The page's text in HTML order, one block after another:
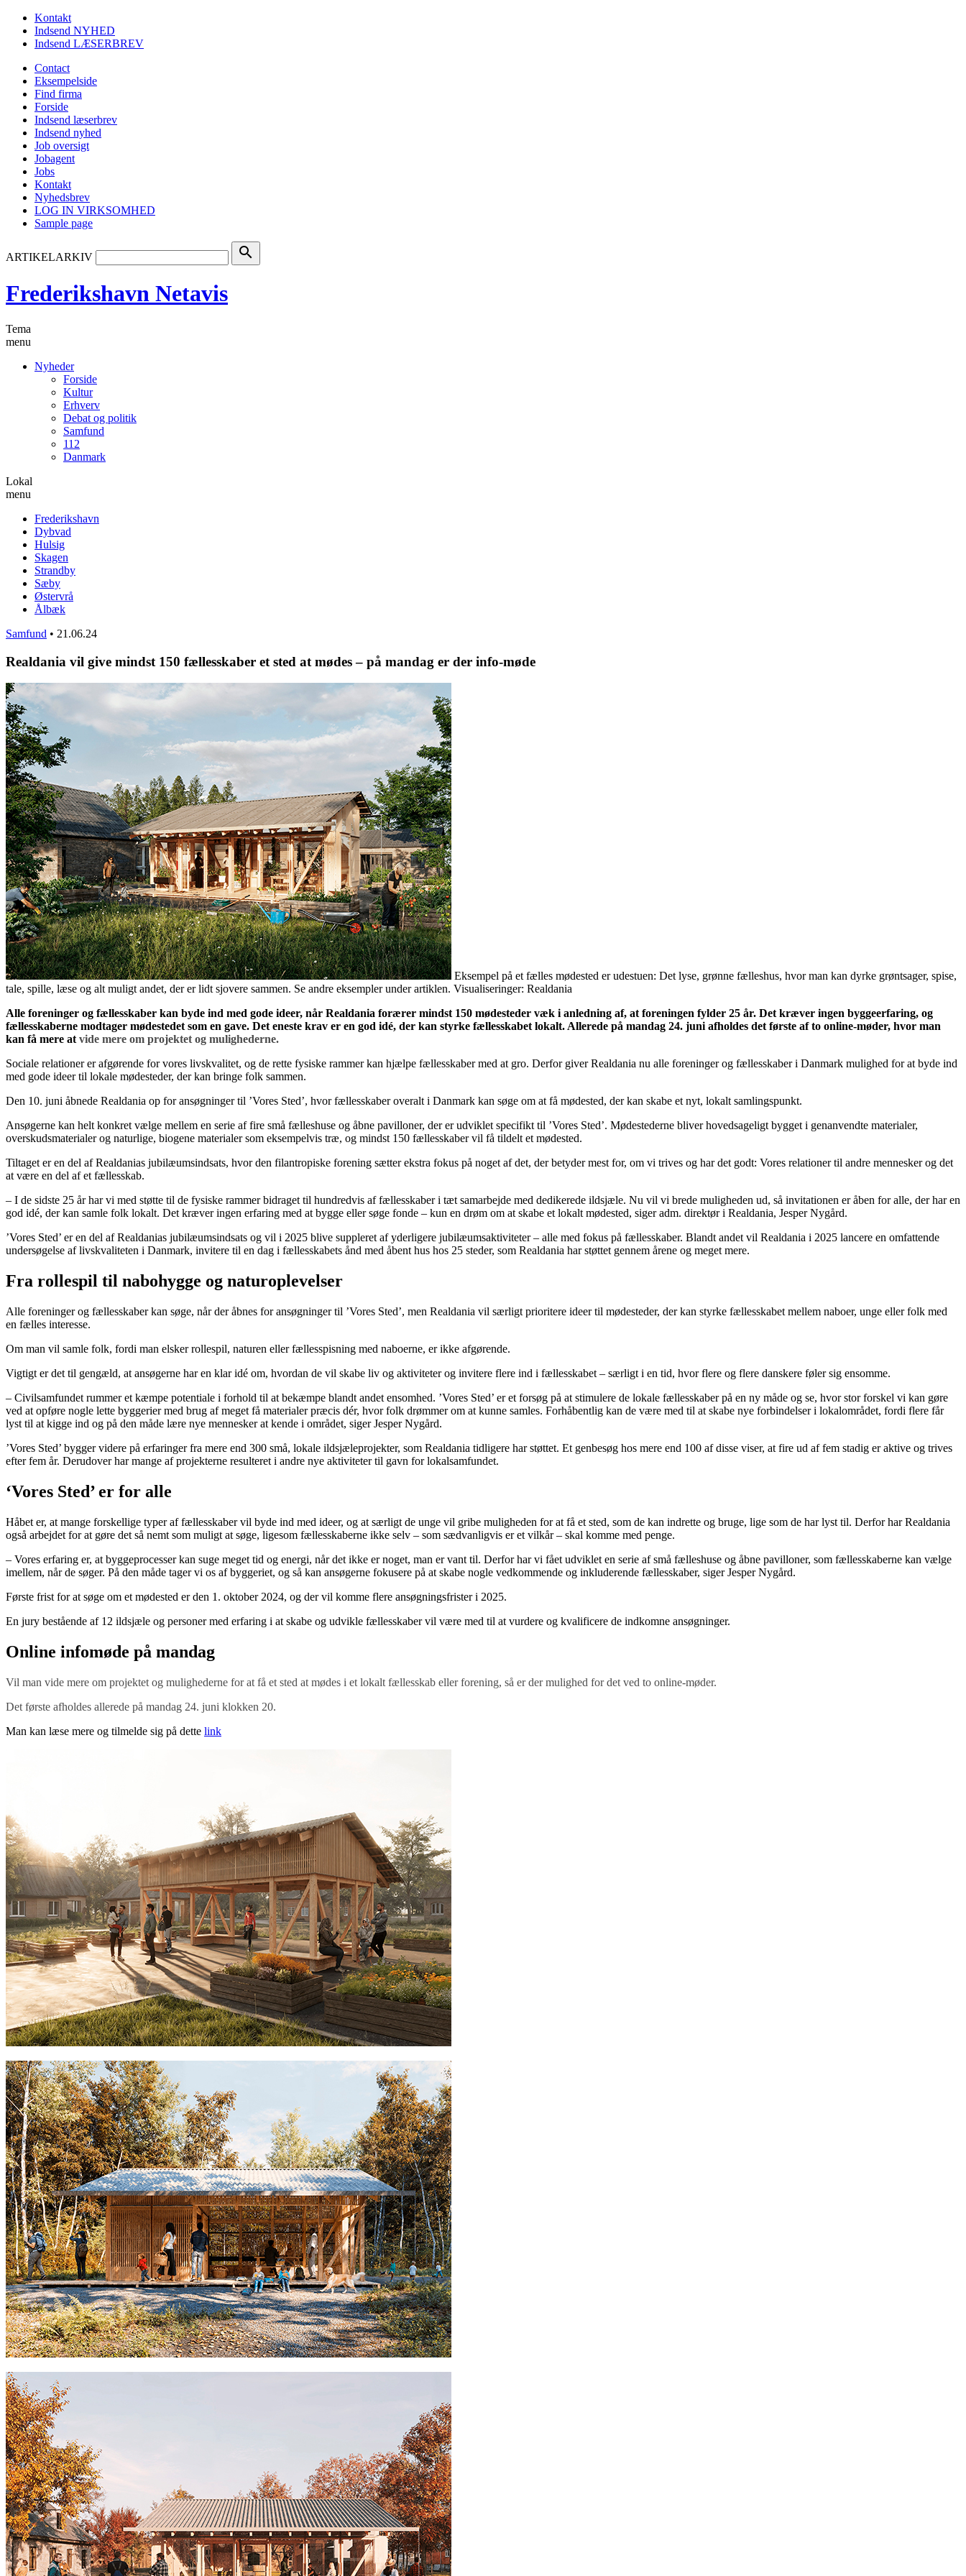
Kontakt
Indsend NYHED
Indsend LÆSERBREV
Contact
Eksempelside
Find firma
Forside
Indsend læserbrev
Indsend nyhed
Job oversigt
Jobagent
Jobs
Kontakt
Nyhedsbrev
LOG IN VIRKSOMHED
Sample page
ARTIKELARKIV search
Frederikshavn Netavis
Tema
menu
Nyheder
Forside
Kultur
Erhverv
Debat og politik
Samfund
112
Danmark
Lokal
menu
Frederikshavn
Dybvad
Hulsig
Skagen
Strandby
Sæby
Østervrå
Ålbæk
Samfund • 21.06.24
Realdania vil give mindst 150 fællesskaber et sted at mødes – på mandag er der info-møde
Eksempel på et fælles mødested er udestuen: Det lyse, grønne fælleshus, hvor man kan dyrke grøntsager, spise,
tale, spille, læse og alt muligt andet, der er lidt sjovere sammen. Se andre eksempler under artiklen. Visualiseringer: Realdania
Alle foreninger og fællesskaber kan byde ind med gode ideer, når Realdania forærer mindst 150 mødesteder væk i anledning af, at foreningen fylder 25 år. Det kræver ingen byggeerfaring, og
fællesskaberne modtager mødestedet som en gave. Det eneste krav er en god idé, der kan styrke fællesskabet lokalt. Allerede på mandag 24. juni afholdes det første af to online-møder, hvor man
kan få mere at vide mere om projektet og mulighederne.
Sociale relationer er afgørende for vores livskvalitet, og de rette fysiske rammer kan hjælpe fællesskaber med at gro. Derfor giver Realdania nu alle foreninger og fællesskaber i Danmark mulighed for at byde ind
med gode ideer til lokale mødesteder, der kan bringe folk sammen.
Den 10. juni åbnede Realdania op for ansøgninger til ’Vores Sted’, hvor fællesskaber overalt i Danmark kan søge om at få mødested, der kan skabe et nyt, lokalt samlingspunkt.
Ansøgerne kan helt konkret vælge mellem en serie af fire små fælleshuse og åbne pavilloner, der er udviklet specifikt til ’Vores Sted’. Mødestederne bliver hovedsageligt bygget i genanvendte materialer,
overskudsmaterialer og naturlige, biogene materialer som eksempelvis træ, og mindst 150 fællesskaber vil få tildelt et mødested.
Tiltaget er en del af Realdanias jubilæumsindsats, hvor den filantropiske forening sætter ekstra fokus på noget af det, der betyder mest for, om vi trives og har det godt: Vores relationer til andre mennesker og det
at være en del af et fællesskab.
– I de sidste 25 år har vi med støtte til de fysiske rammer bidraget til hundredvis af fællesskaber i tæt samarbejde med dedikerede ildsjæle. Nu vil vi brede muligheden ud, så invitationen er åben for alle, der har en
god idé, der kan samle folk lokalt. Det kræver ingen erfaring med at bygge eller søge fonde – kun en drøm om at skabe et lokalt mødested, siger adm. direktør i Realdania, Jesper Nygård.
’Vores Sted’ er en del af Realdanias jubilæumsindsats og vil i 2025 blive suppleret af yderligere jubilæumsaktiviteter – alle med fokus på fællesskaber. Blandt andet vil Realdania i 2025 lancere en omfattende
undersøgelse af livskvaliteten i Danmark, invitere til en dag i fællesskabets ånd med åbent hus hos 25 steder, som Realdania har støttet gennem årene og meget mere.
Fra rollespil til nabohygge og naturoplevelser
Alle foreninger og fællesskaber kan søge, når der åbnes for ansøgninger til ’Vores Sted’, men Realdania vil særligt prioritere ideer til mødesteder, der kan styrke fællesskabet mellem naboer, unge eller folk med
en fælles interesse.
Om man vil samle folk, fordi man elsker rollespil, naturen eller fællesspisning med naboerne, er ikke afgørende.
Vigtigt er det til gengæld, at ansøgerne har en klar idé om, hvordan de vil skabe liv og aktiviteter og invitere flere ind i fællesskabet – særligt i en tid, hvor flere og flere danskere føler sig ensomme.
– Civilsamfundet rummer et kæmpe potentiale i forhold til at bekæmpe blandt andet ensomhed. ’Vores Sted’ er et forsøg på at stimulere de lokale fællesskaber på en ny måde og se, hvor stor forskel vi kan gøre
ved at opføre nogle lette byggerier med brug af meget få materialer præcis dér, hvor folk drømmer om at kunne samles. Forhåbentlig kan de være med til at skabe nye forbindelser i lokalområdet, fordi flere får
lyst til at kigge ind og på den måde lære nye mennesker at kende i området, siger Jesper Nygård.
’Vores Sted’ bygger videre på erfaringer fra mere end 300 små, lokale ildsjæleprojekter, som Realdania tidligere har støttet. Et genbesøg hos mere end 100 af disse viser, at fire ud af fem stadig er aktive og trives
efter fem år. Derudover har mange af projekterne resulteret i andre nye aktiviteter til gavn for lokalsamfundet.
‘Vores Sted’ er for alle
Håbet er, at mange forskellige typer af fællesskaber vil byde ind med ideer, og at særligt de unge vil gribe muligheden for at få et sted, som de kan indrette og bruge, lige som de har lyst til. Derfor har Realdania
også arbejdet for at gøre det så nemt som muligt at søge, ligesom fællesskaberne ikke selv – som sædvanligvis er et vilkår – skal komme med penge.
– Vores erfaring er, at byggeprocesser kan suge meget tid og energi, når det ikke er noget, man er vant til. Derfor har vi fået udviklet en serie af små fælleshuse og åbne pavilloner, som fællesskaberne kan vælge
imellem, når de søger. På den måde tager vi os af byggeriet, og så kan ansøgerne fokusere på at skabe nogle vedkommende og inkluderende fællesskaber, siger Jesper Nygård.
Første frist for at søge om et mødested er den 1. oktober 2024, og der vil komme flere ansøgningsfrister i 2025.
En jury bestående af 12 ildsjæle og personer med erfaring i at skabe og udvikle fællesskaber vil være med til at vurdere og kvalificere de indkomne ansøgninger.
Online infomøde på mandag
Vil man vide mere om projektet og mulighederne for at få et sted at mødes i et lokalt fællesskab eller forening, så er der mulighed for det ved to online-møder.
Det første afholdes allerede på mandag 24. juni klokken 20.
Man kan læse mere og tilmelde sig på dette link